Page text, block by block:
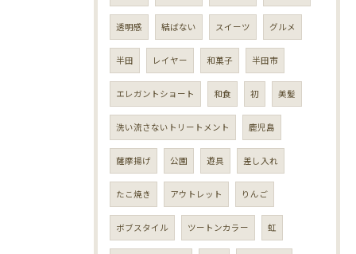
透明感 結ばない スイーツ グルメ
半田 レイヤー 和菓子 半田市
エレガントショート 和食 初 美髪
洗い流さないトリートメント 鹿児島
薩摩揚げ 公園 遊具 差し入れ
たこ焼き アウトレット りんご
ボブスタイル ツートンカラー 虹